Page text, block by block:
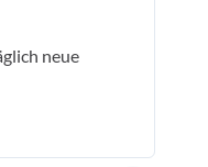
neue